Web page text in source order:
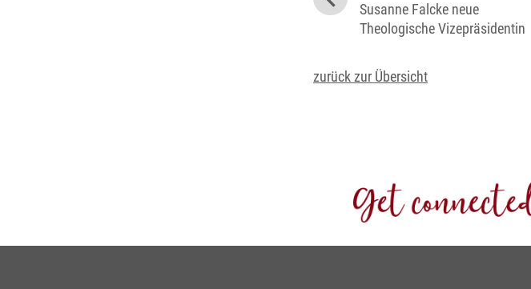
Susanne Falcke neue
Theologische Vizepräsidentin
zurück zur Übersicht